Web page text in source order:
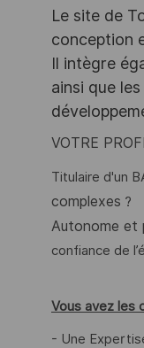
Le site de
conception
Il intègre
ainsi que
VOTRE
Titulaire d'un
complexes ?
Autonome et
confiance de
Vous avez les
- Une